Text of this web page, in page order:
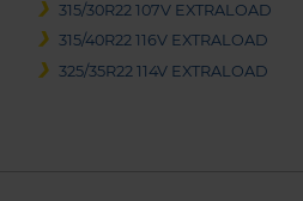
315/30R22 107V EXTRALOAD
315/40R22 116V EXTRALOAD
325/35R22 114V EXTRALOAD